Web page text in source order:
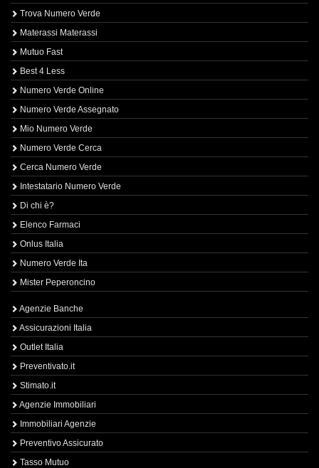
Trova Numero Verde
Materassi Materassi
Mutuo Fast
Best 4 Less
Numero Verde Online
Numero Verde Assegnato
Mio Numero Verde
Numero Verde Cerca
Cerca Numero Verde
Intestatario Numero Verde
Di chi è?
Elenco Farmaci
Onlus Italia
Numero Verde Ita
Mister Peperoncino
Agenzie Banche
Assicurazioni Italia
Outlet Italia
Preventivato.it
Stimato.it
Agenzie Immobiliari
Immobiliari Agenzie
Preventivo Assicurato
Tasso Mutuo